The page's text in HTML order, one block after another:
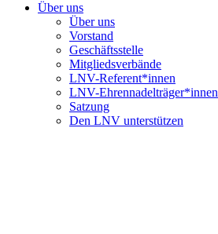
Über uns
Über uns
Vorstand
Geschäftsstelle
Mitgliedsverbände
LNV-Referent*innen
LNV-Ehrennadelträger*innen
Satzung
Den LNV unterstützen